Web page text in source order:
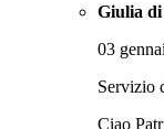
Giulia di
03
Servizio
Ciao